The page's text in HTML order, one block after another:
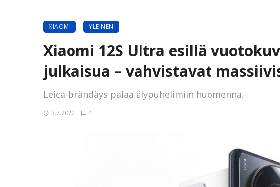
XIAOMI YLEINEN
Xiaomi 12S Ultra esillä
julkaisua – vahvistavat
Leica-brändäys palaa älypuhelimiin huomenna.
3.7.2022 4